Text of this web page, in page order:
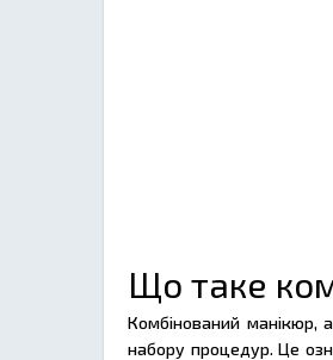
Що таке
Комбінований манікюр,
набору процедур. Це